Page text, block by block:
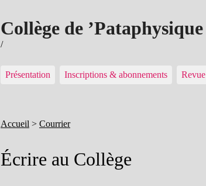
Collège de ’Pataphysique
/
Présentation Inscriptions & abonnements Revue
Accueil > Courrier
Écrire au Collège